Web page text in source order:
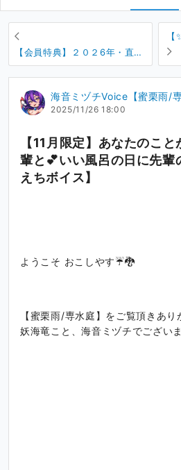
【会員特典】２０２6年・直筆
サインとメッセージつき✨年賀
海音ミヅチVoice【蜜栗雨/専
2025/11/26 18:00
【11月限定】あなたのこ
輩と💕いい風呂の日に先
えちボイス】
ようこそ おこしやす☔️🐉
【蜜栗雨/専水庭】をご覧頂きあり
妖海竜こと、海音ミヅチでございま